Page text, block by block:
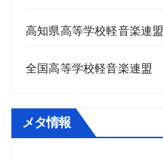
高知県高等学校軽音楽連盟
全国高等学校軽音楽連盟
メタ情報